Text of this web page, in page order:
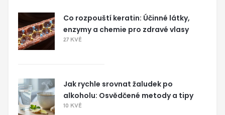
Co rozpouští keratin: Účinné látky,
enzymy a chemie pro zdravé vlasy
27 KVĚ
Jak rychle srovnat žaludek po
alkoholu: Osvědčené metody a tipy
10 KVĚ